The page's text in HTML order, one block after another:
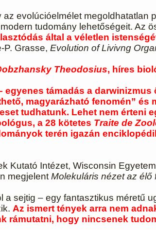
az evolúcióelmélet megoldhatatlan
tudomány lehetőségeit. Az
által a véletlen
P. Grasse, Evolution of Livivng
Theodosius, híres
egyenes támadás a
magyarázható fenomén”
tudhatunk. Lehet nem érteni
a 28 kötetes Traite de
terén igazán
Kutató Intézet, Wisconsin
megjelent Molekuláris nézet az élő
a sejtig – egy fantasztikus méretű
Az ismert tények arra nem
rámutatni, hogy nincsenek